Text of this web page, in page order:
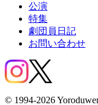
公演
特集
劇団員日記
お問い合わせ
© 1994-2026